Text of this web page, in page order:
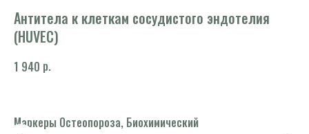
Антитела к клеткам сосудистого эндотелия
(HUVEC)
1 940 р.
Маркеры Остеопороза, Биохимический